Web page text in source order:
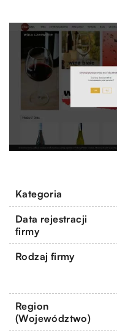
Kategoria
Data rejestracji
firmy
Rodzaj firmy
Region
(Województwo)